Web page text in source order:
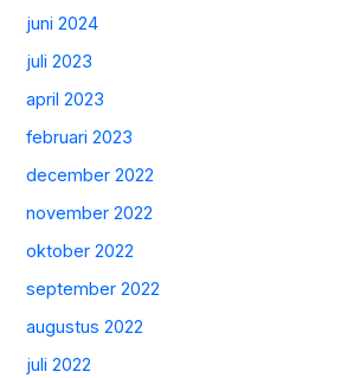
juni 2024
juli 2023
april 2023
februari 2023
december 2022
november 2022
oktober 2022
september 2022
augustus 2022
juli 2022